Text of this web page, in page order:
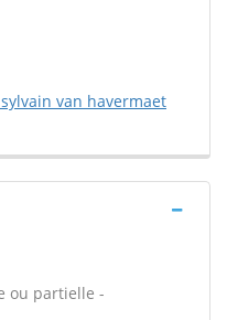
van havermaet
ou partielle -